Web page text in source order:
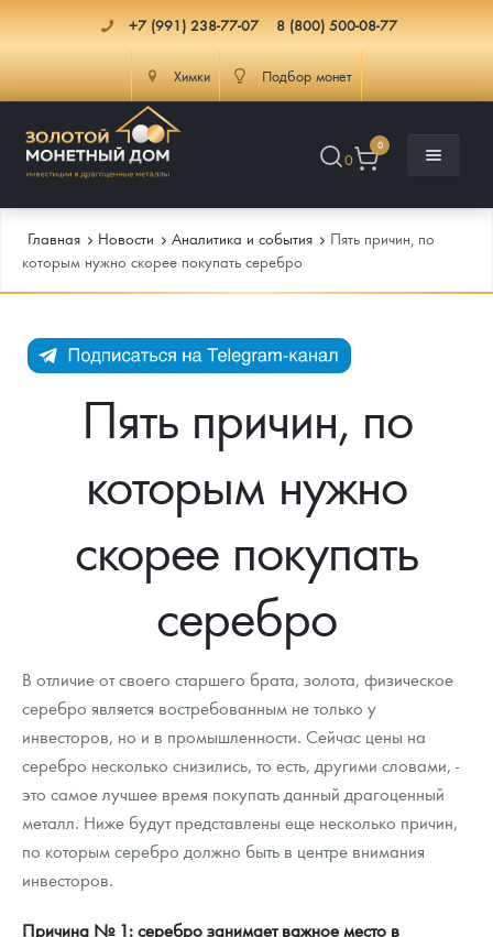
+7 (991) 238-77-07 8 (800) 500-08-77
Химки Подбор монет
0
0
Каталог Монет
Инвестиционные монеты
Монеты Царской России
Монеты стран мира после 1950г
Георгий Победоносец
Аксессуары
Гарри Поттер
Год Лошади
Флот: ледоколы и корабли
Инфо
Как сделать заказ
Гарантии
Памятка для работы с монетами из драгметаллов
Условия возврата
Монеты
Политика конфиденциальности
Информация
Аналитика и события
Итоги 2025 года. Прогноз курсов золота, серебра, платины на
Котировки
Скупка слитков
Наши преимущества
Письмо директору
Пресс-служба
Главная Новости Аналитика и события
Пять причин, по
которым нужно скорее покупать серебро
Пять причин, по
которым нужно
скорее покупать
серебро
В отличие от своего старшего брата, золота, физическое
серебро является востребованным не только у
инвесторов, но и в промышленности. Сейчас цены на
серебро несколько снизились, то есть, другими словами, -
это самое лучшее время покупать данный драгоценный
металл. Ниже будут представлены еще несколько причин,
по которым серебро должно быть в центре внимания
инвесторов.
Причина № 1: серебро занимает важное место в